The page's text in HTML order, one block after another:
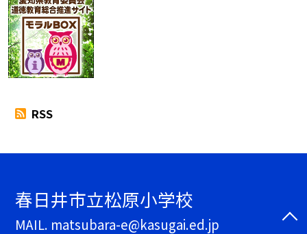
RSS
春日井市立松原小学校
MAIL. matsubara-e@kasugai.ed.jp